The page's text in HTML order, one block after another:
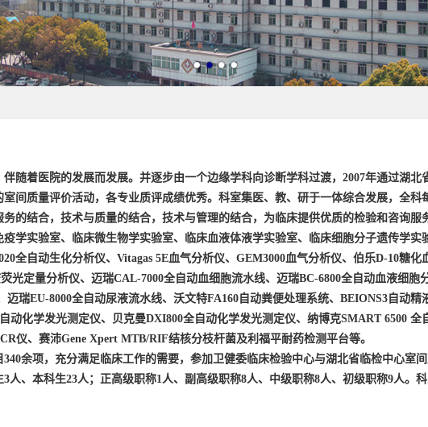
随着医院的发展而发展。并逐步由一个边缘学科向诊断学科过渡， 2007年通过湖北
间质量评价活动，各专业质评成绩优秀。科室集医、教、研于一体综合发展，全
的结合，技术与质量的结合，技术与管理的结合，为临床提供优质的检验和咨询服
学实验室、临床微生物学实验室、临床血液体液学实验室、临床细胞分子遗传学实
全自动生化分析仪、 Vitagas 5E血气分析仪、 GEM3000血气分析仪、伯乐D-10糖化
光定量分析仪、迈瑞CAL-7000全自动血细胞流水线、迈瑞BC-6800全自动血液细胞
迈瑞EU-8000全自动尿液流水线、沃文特FA160 自动粪便处理系统、 BEIONS3 自动精
动化学发光测定仪、贝克曼DXI800全自动化学发光测定仪、纳博克SMART 6500 全
仪、赛沛Gene Xpert MTB/RIF结核分枝杆菌及利福平耐药检测平台等。
340余项，充分满足临床工作的需要，参加卫健委临床检验中心与湖北省临检中心室
3人、本科生23人；正高级职称1人、副高级职称8人、中级职称8人、初级职称9人。